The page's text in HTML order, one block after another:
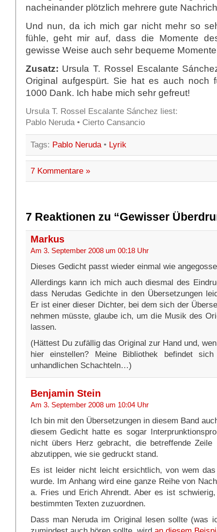
nacheinander plötzlich mehrere gute
Und nun, da ich mich gar nicht mehr so
fühle, geht mir auf, dass die Momente
gewisse Weise auch sehr bequeme
Zusatz: Ursula T. Rossel Escalante
Original aufgespürt. Sie hat es auch noch
1000 Dank. Ich habe mich sehr gefreut!
Ursula T. Rossel Escalante Sánchez liest:
Pablo Neruda • Cierto Cansancio
Tags: Pablo Neruda• Lyrik
7 Kommentare »
7 Reaktionen zu “Gewisser
Markus
Am 3. September 2008 um 00:18 Uhr
Dieses Gedicht passt wieder einmal wie
Allerdings kann ich mich auch diesmal des
dass Nerudas Gedichte in den Übersetzungen
Er ist einer dieser Dichter, bei dem sich der
nehmen müsste, glaube ich, um die Musik des
lassen.
(Hättest Du zufällig das Original zur Hand und,
hier einstellen? Meine Bibliothek befindet
unhandlichen Schachteln…)
Benjamin Stein
Am 3. September 2008 um 10:04 Uhr
Ich bin mit den Übersetzungen in diesem Band
diesem Gedicht hatte es sogar
nicht übers Herz gebracht, die betreffende Zeile
abzutippen, wie sie gedruckt stand.
Es ist leider nicht leicht ersichtlich, von wem
wurde. Im Anhang wird eine ganze Reihe von
a. Fries und Erich Ahrendt. Aber es ist
bestimmten Texten zuzuordnen.
Dass man Neruda im Original lesen sollte (was